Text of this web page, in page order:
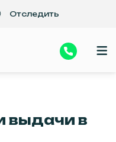
Луганск из Чебоксар |
Отследить
выдачи в